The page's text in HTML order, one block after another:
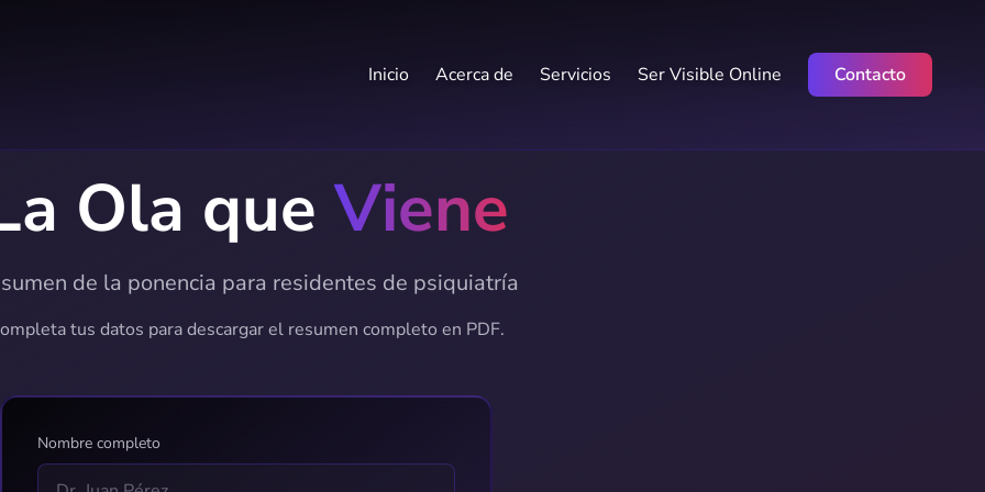
Inicio Acerca de Servicios Ser Visible Online Contacto
Ola que Viene
de la ponencia para residentes de psiquiatría
tus datos para descargar el resumen completo en PDF.
Nombre completo